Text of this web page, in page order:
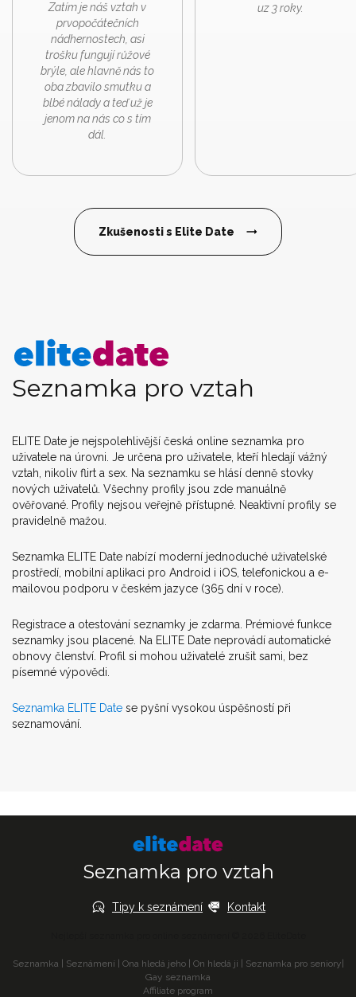
Zatím je náš vztah v
prvopočátečních
nádhernostech, asi
trošku fungují růžové
brýle, ale hlavně nás to
oba zbavilo smutku a
blbé nálady a teď už je
jenom na nás co s tím
dál.
uz 3 roky.
Zkušenosti s Elite Date
Seznamka pro vztah
ELITE Date je nejspolehlivější česká online seznamka pro
uživatele na úrovni. Je určena pro uživatele, kteří hledají vážný
vztah, nikoliv flirt a sex. Na seznamku se hlásí denně stovky
nových uživatelů. Všechny profily jsou zde manuálně
ověřované. Profily nejsou veřejně přístupné. Neaktivní profily se
pravidelně mažou.
Seznamka ELITE Date nabízí moderní jednoduché uživatelské
prostředí, mobilní aplikaci pro Android i iOS, telefonickou a e-
mailovou podporu v českém jazyce (365 dní v roce).
Registrace a otestování seznamky je zdarma. Prémiové funkce
seznamky jsou placené. Na ELITE Date neprovádí automatické
obnovy členství. Profil si mohou uživatelé zrušit sami, bez
písemné výpovědi.
Seznamka ELITE Date se pyšní vysokou úspěšností při
seznamování.
Seznamka pro vztah
Tipy k seznámení Kontakt
Seznamka Seznámení Ona hledá jeho| On hledá ji Seznamka pro seniory
Gay seznamka
Affiliate program